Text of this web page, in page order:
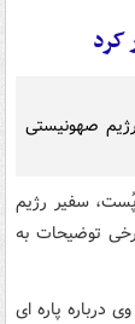
کرد
صهونیستی
پُست، سفیر رژیم
توضیحات به
درباره پاره ای